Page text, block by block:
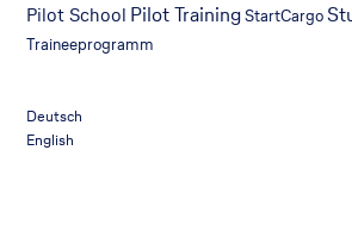
Pilot School Pilot TrainingStartCargo
Traineeprogramm
Deutsch
English